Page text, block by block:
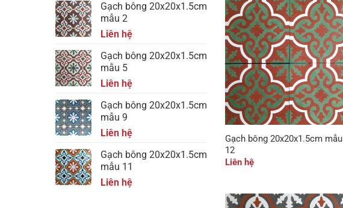
Gạch bông 20x20x1.5cm
mẫu 2
Liên hệ
Gạch bông 20x20x1.5cm
mẫu 5
Liên hệ
Gạch bông 20x20x1.5cm
mẫu 9
Liên hệ
Gạch bông 20x20x1.5cm
mẫu 11
Liên hệ
Gạch bông 20x20x1.5cm mẫu
12
Liên hệ